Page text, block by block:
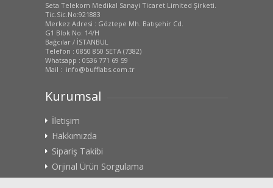
Seta Telekom Medikal Sanayi Ticaret Limited Şirketi.
Tic.Sic.No:921883
Merkez Adresi : Göztepe Mh. Batışehir Cd.
G1 Blok No: 14/H
Bağcılar / İSTANBUL
Telefon : 0850 850 SETA (7382)
Whatsapp : 0536 771 69 59
Mail : info@bufflabs.com.tr
Kurumsal
İletişim
Hakkımızda
Sipariş Takibi
Orjinal Ürün Sorgulama
Bayilik Başvusu